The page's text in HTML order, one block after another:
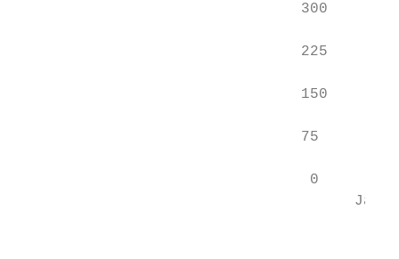
300
225
150
75
0
Jan